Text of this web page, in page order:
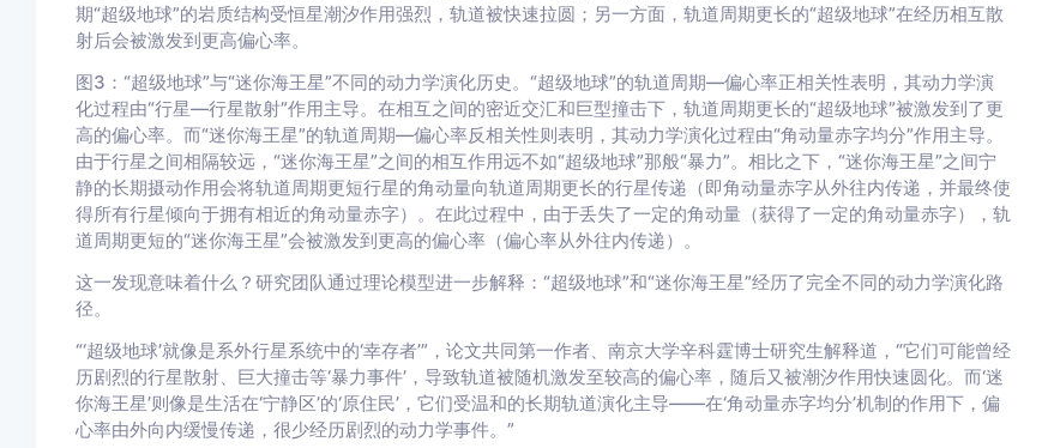
期“超级地球”的岩质结构受恒星潮汐作用强烈，轨道被快速拉圆；另一方面，轨道周期更长的“超级地球”在经历相互散
射后会被激发到更高偏心率。
图3：“超级地球”与“迷你海王星”不同的动力学演化历史。“超级地球”的轨道周期—偏心率正相关性表明，其动力学演
化过程由“行星—行星散射”作用主导。在相互之间的密近交汇和巨型撞击下，轨道周期更长的“超级地球”被激发到了更
高的偏心率。而“迷你海王星”的轨道周期—偏心率反相关性则表明，其动力学演化过程由“角动量赤字均分”作用主导。
由于行星之间相隔较远，“迷你海王星”之间的相互作用远不如“超级地球”那般“暴力”。相比之下，“迷你海王星”之间宁
静的长期摄动作用会将轨道周期更短行星的角动量向轨道周期更长的行星传递（即角动量赤字从外往内传递，并最终使
得所有行星倾向于拥有相近的角动量赤字）。在此过程中，由于丢失了一定的角动量（获得了一定的角动量赤字），轨
道周期更短的“迷你海王星”会被激发到更高的偏心率（偏心率从外往内传递）。
这一发现意味着什么？研究团队通过理论模型进一步解释：“超级地球”和“迷你海王星”经历了完全不同的动力学演化路
径。
“‘超级地球’就像是系外行星系统中的‘幸存者’”，论文共同第一作者、南京大学辛科霆博士研究生解释道，“它们可能曾经
历剧烈的行星散射、巨大撞击等‘暴力事件’，导致轨道被随机激发至较高的偏心率，随后又被潮汐作用快速圆化。而‘迷
你海王星’则像是生活在‘宁静区’的‘原住民’，它们受温和的长期轨道演化主导——在‘角动量赤字均分’机制的作用下，偏
心率由外向内缓慢传递，很少经历剧烈的动力学事件。”